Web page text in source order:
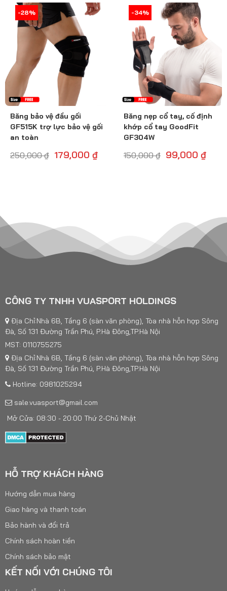
-29%
Băng bảo vệ đầu gối
GF515K trợ lực bảo vệ gối
an toàn
250,000₫ 179,000 ₫
-28% -34%
Băng nẹp cổ tay, cố định
khớp cổ tay GoodFit
GF304W
150,000₫ 99,000 ₫
-34%
CÔNG TY TNHH VUASPORT HOLDINGS
Địa Chỉ:Nhà 6B, Tầng 6 (sàn văn phòng), Tòa nhà hỗn hợp Sông
Đà, Số 131 Đường Trần Phú, P.Hà Đông,TP.Hà Nội
MST: 0110755275
Địa Chỉ:Nhà 6B, Tầng 6 (sàn văn phòng), Tòa nhà hỗn hợp Sông
Đà, Số 131 Đường Trần Phú, P.Hà Đông,TP.Hà Nội
Hotline: 0981025294
sale.vuasport@gmail.com
Mở Cửa: 08:30 - 20:00 Thứ 2-Chủ Nhật
HỖ TRỢ KHÁCH HÀNG
Hướng dẫn mua hàng
Giao hàng và thanh toán
Bảo hành và đổi trả
Chính sách hoàn tiền
Chính sách bảo mật
KẾT NỐI VỚI CHÚNG TÔI